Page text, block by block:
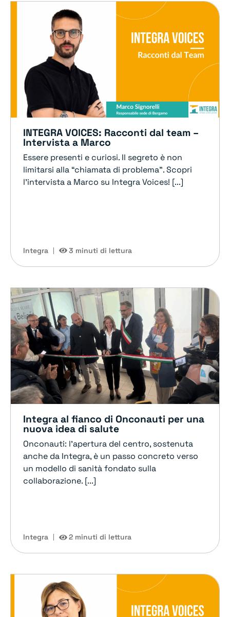
INTEGRA VOICES: Racconti dal team –
Intervista a Marco
Essere presenti e curiosi. Il segreto è non
limitarsi alla “chiamata di problema”. Scopri
l'intervista a Marco su Integra Voices! [...]
Integra 3 minuti di lettura
Integra al fianco di Onconauti per una
nuova idea di salute
Onconauti: l’apertura del centro, sostenuta
anche da Integra, è un passo concreto verso
un modello di sanità fondato sulla
collaborazione. [...]
Integra 2 minuti di lettura